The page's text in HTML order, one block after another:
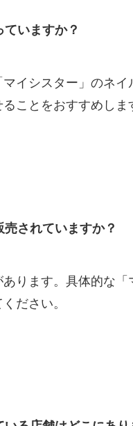
いますか？
イシスター」のネ
ことをおすすめしま
されていますか？
ります。具体的な
ださい。